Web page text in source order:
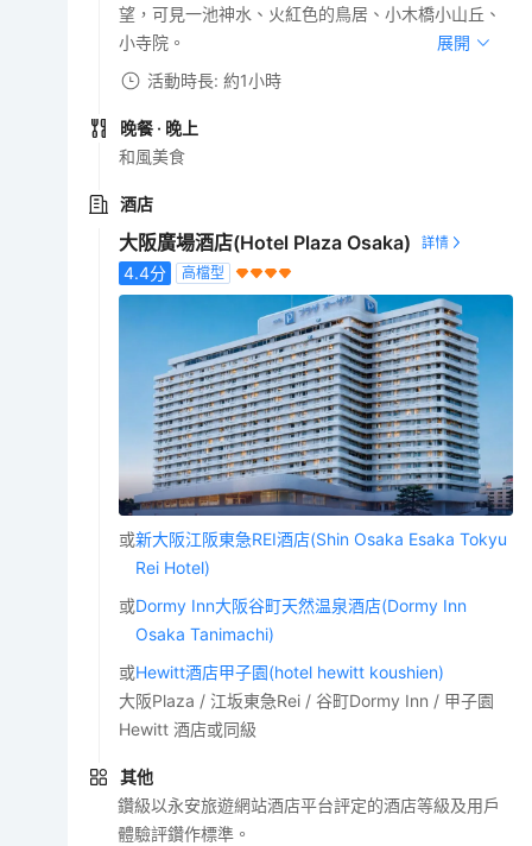
望，可見一池神水、火紅色的鳥居、小木橋小山丘、
小寺院。
展開
活動時長: 約1小時
晚餐 · 晚上
和風美食
酒店
大阪廣場酒店(Hotel Plaza Osaka)
4.4分 高檔型
或新大阪江阪東急REI酒店(Shin Osaka Esaka Tokyu
Rei Hotel)
或Dormy Inn大阪谷町天然温泉酒店(Dormy Inn
Osaka Tanimachi)
或Hewitt酒店甲子園(hotel hewitt koushien)
大阪Plaza / 江坂東急Rei / 谷町Dormy Inn / 甲子園
Hewitt 酒店或同級
其他
鑽級以永安旅遊網站酒店平台評定的酒店等級及用戶
體驗評鑽作標準。